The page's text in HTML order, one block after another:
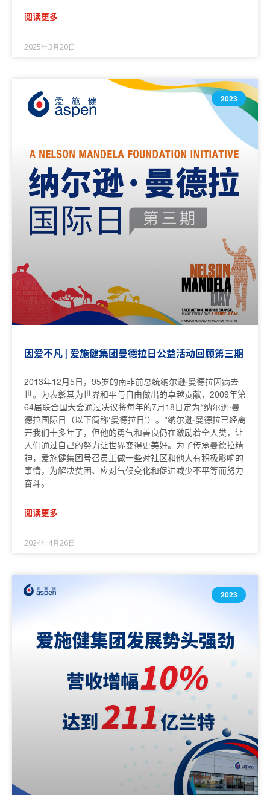
阅读更多
2025年3月20日
2023
因爱不凡 | 爱施健集团曼德拉日公益活动回顾第三期
2013年12月5日，95岁的南非前总统纳尔逊·曼德拉因病去
世。为表彰其为世界和平与自由做出的卓越贡献，2009年第
64届联合国大会通过决议将每年的7月18日定为“纳尔逊·曼
德拉国际日（以下简称‘曼德拉日’）。”纳尔逊·曼德拉已经离
开我们十多年了，但他的勇气和善良仍在激励着全人类，让
人们通过自己的努力让世界变得更美好。为了传承曼德拉精
神，爱施健集团号召员工做一些对社区和他人有积极影响的
事情，为解决贫困、应对气候变化和促进减少不平等而努力
奋斗。
阅读更多
2024年4月26日
2023